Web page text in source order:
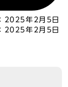
2025年2月5日
2025年2月5日